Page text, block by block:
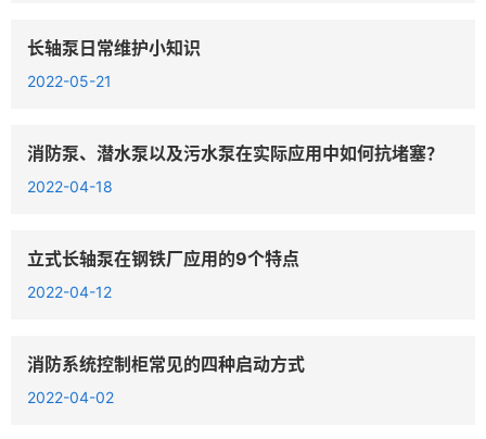
长轴泵日常维护小知识
2022-05-21
消防泵、潜水泵以及污水泵在实际应用中如何抗堵塞？
2022-04-18
立式长轴泵在钢铁厂应用的9个特点
2022-04-12
消防系统控制柜常见的四种启动方式
2022-04-02